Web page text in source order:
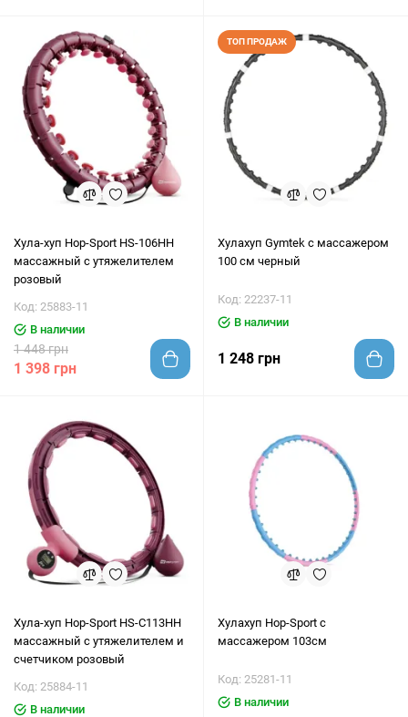
Хула-хуп Hop-Sport HS-106HH
массажный с утяжелителем
розовый
Код: 25883-11
В наличии
1 448 грн
1 398 грн
ТОП ПРОДАЖ
Хулахуп Gymtek с массажером
100 см черный
Код: 22237-11
В наличии
1 248 грн
Хула-хуп Hop-Sport HS-C113HH
массажный с утяжелителем и
счетчиком розовый
Код: 25884-11
В наличии
Хулахуп Hop-Sport с
массажером 103см
Код: 25281-11
В наличии